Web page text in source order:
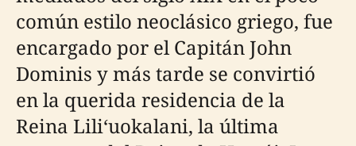
común estilo neoclásico griego, fue
encargado por el Capitán John
Dominis y más tarde se convirtió
en la querida residencia de la
Reina Liliʻuokalani, la última